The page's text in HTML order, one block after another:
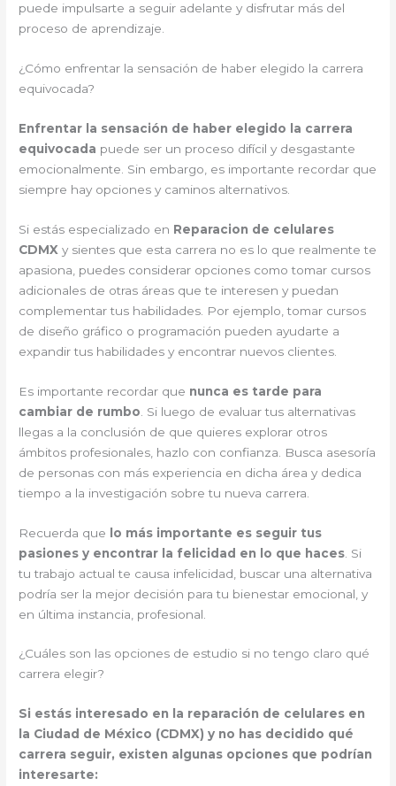
puede impulsarte a seguir adelante y disfrutar más del
proceso de aprendizaje.
¿Cómo enfrentar la sensación de haber elegido la carrera
equivocada?
Enfrentar la sensación de haber elegido la carrera
equivocada puede ser un proceso difícil y desgastante
emocionalmente. Sin embargo, es importante recordar que
siempre hay opciones y caminos alternativos.
Si estás especializado en Reparacion de celulares
CDMX y sientes que esta carrera no es lo que realmente te
apasiona, puedes considerar opciones como tomar cursos
adicionales de otras áreas que te interesen y puedan
complementar tus habilidades. Por ejemplo, tomar cursos
de diseño gráfico o programación pueden ayudarte a
expandir tus habilidades y encontrar nuevos clientes.
Es importante recordar que nunca es tarde para
cambiar de rumbo . Si luego de evaluar tus alternativas
llegas a la conclusión de que quieres explorar otros
ámbitos profesionales, hazlo con confianza. Busca asesoría
de personas con más experiencia en dicha área y dedica
tiempo a la investigación sobre tu nueva carrera.
Recuerda que lo más importante es seguir tus
pasiones y encontrar la felicidad en lo que haces . Si
tu trabajo actual te causa infelicidad, buscar una alternativa
podría ser la mejor decisión para tu bienestar emocional, y
en última instancia, profesional.
¿Cuáles son las opciones de estudio si no tengo claro qué
carrera elegir?
Si estás interesado en la reparación de celulares en
la Ciudad de México (CDMX) y no has decidido qué
carrera seguir, existen algunas opciones que podrían
interesarte: